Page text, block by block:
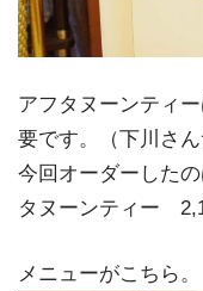
アフタヌーンティ
要です。（下川さん
今回オーダーした
タヌーンティー
メニューがこちら。